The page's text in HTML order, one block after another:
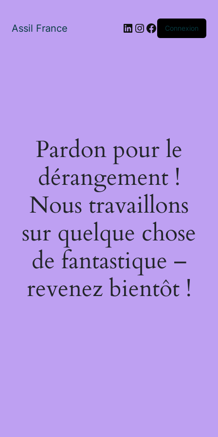
Assil France LinkedIn
Instagram
Facebook
Connexion
Pardon pour le
dérangement !
Nous travaillons
sur quelque chose
de fantastique –
revenez bientôt !